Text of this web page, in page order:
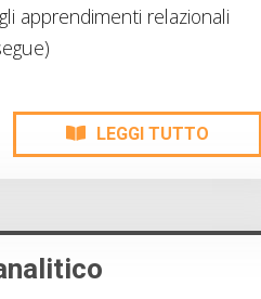
apprendimenti relazionali
LEGGI TUTTO